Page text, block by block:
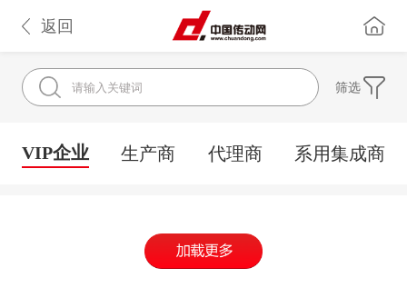
返回
筛选
VIP企业 生产商 代理商 系用集成商